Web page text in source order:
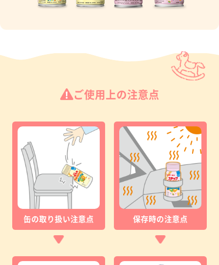
ご使用上の注意点
缶の取り扱い注意点 保存時の注意点